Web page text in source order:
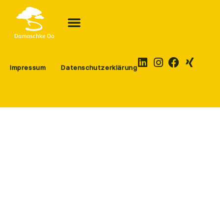
Impressum Datenschutzerklärung